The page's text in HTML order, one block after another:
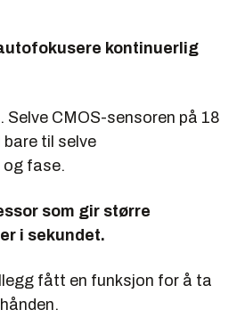
kontinuerlig
CMOS-sensoren på 18
til selve
fase.
som gir større
i sekundet.
fått en funksjon for å ta